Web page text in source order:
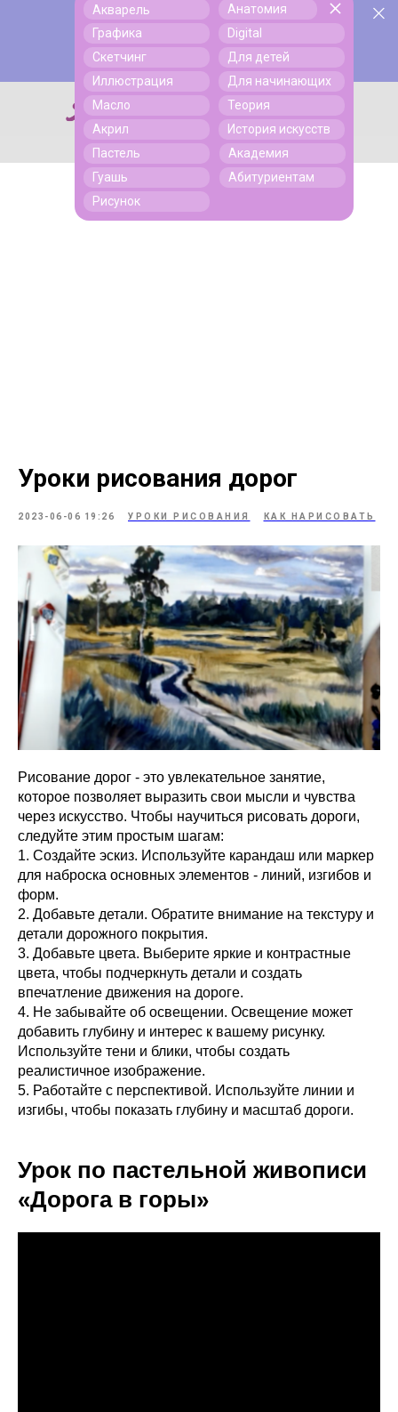
Поиск
Поиск
Акварель
Графика
Скетчинг
Иллюстрация
Масло
Акрил
Пастель
Гуашь
Рисунок
Анатомия
Digital
Для детей
Для начинающих
Теория
История искусств
Академия
Абитуриентам
Уроки рисования дорог
2023-06-06 19:26 УРОКИ РИСОВАНИЯ КАК НАРИСОВАТЬ
Рисование дорог - это увлекательное занятие,
которое позволяет выразить свои мысли и чувства
через искусство. Чтобы научиться рисовать дороги,
следуйте этим простым шагам:
1. Создайте эскиз. Используйте карандаш или маркер
для наброска основных элементов - линий, изгибов и
форм.
2. Добавьте детали. Обратите внимание на текстуру и
детали дорожного покрытия.
3. Добавьте цвета. Выберите яркие и контрастные
цвета, чтобы подчеркнуть детали и создать
впечатление движения на дороге.
4. Не забывайте об освещении. Освещение может
добавить глубину и интерес к вашему рисунку.
Используйте тени и блики, чтобы создать
реалистичное изображение.
5. Работайте с перспективой. Используйте линии и
изгибы, чтобы показать глубину и масштаб дороги.
Урок по пастельной живописи
«Дорога в горы»